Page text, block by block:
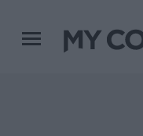
Menu główne